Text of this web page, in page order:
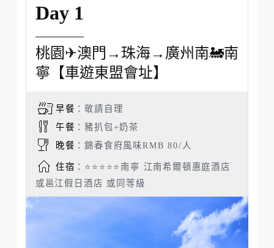
Day 1
桃園✈澳門→珠海→廣州南🚂南
寧【車遊東盟會址】
早餐 ：敬請自理
午餐 ：豬扒包+奶茶
晚餐 ：錦春食府風味RMB 80/人
住宿 ：⭐⭐⭐⭐⭐南寧 江南希爾頓惠庭酒店
或邕江假日酒店 或同等級